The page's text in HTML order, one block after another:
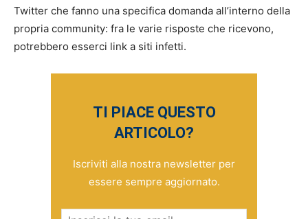
Twitter che fanno una specifica domanda all’interno della
propria community: fra le varie risposte che ricevono,
potrebbero esserci link a siti infetti.
TI PIACE QUESTO
ARTICOLO?
Iscriviti alla nostra newsletter per
essere sempre aggiornato.